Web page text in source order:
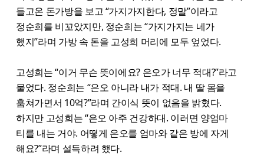
들고온 돈가방을 보고 “가지가지한다, 정말”이라고
정순희를 비꼬았지만, 정순희는 “가지가지는 네가
했지”라며 가방 속 돈을 고성희 머리에 모두 엎었다.
고성희는 “이거 무슨 뜻이에요? 은오가 너무 적대?”라고
물었다. 정순희는 “은오 아니라 내가 적대. 내 딸 몸을
훔쳐가면서 10억?”라며 간이식 뜻이 없음을 밝혔다.
하지만 고성희는 “은오 아주 건강하대. 이러면 양엄마
티를 내는 거야. 어떻게 은오를 엄마와 같은 방에 자게
해요?”라며 설득하려 했다.